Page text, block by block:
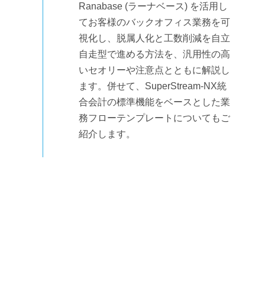
Ranabase (ラーナベース) を活用し
てお客様のバックオフィス業務を可
視化し、脱属人化と工数削減を自立
自走型で進める方法を、汎用性の高
いセオリーや注意点とともに解説し
ます。併せて、SuperStream-NX統
合会計の標準機能をベースとした業
務フローテンプレートについてもご
紹介します。